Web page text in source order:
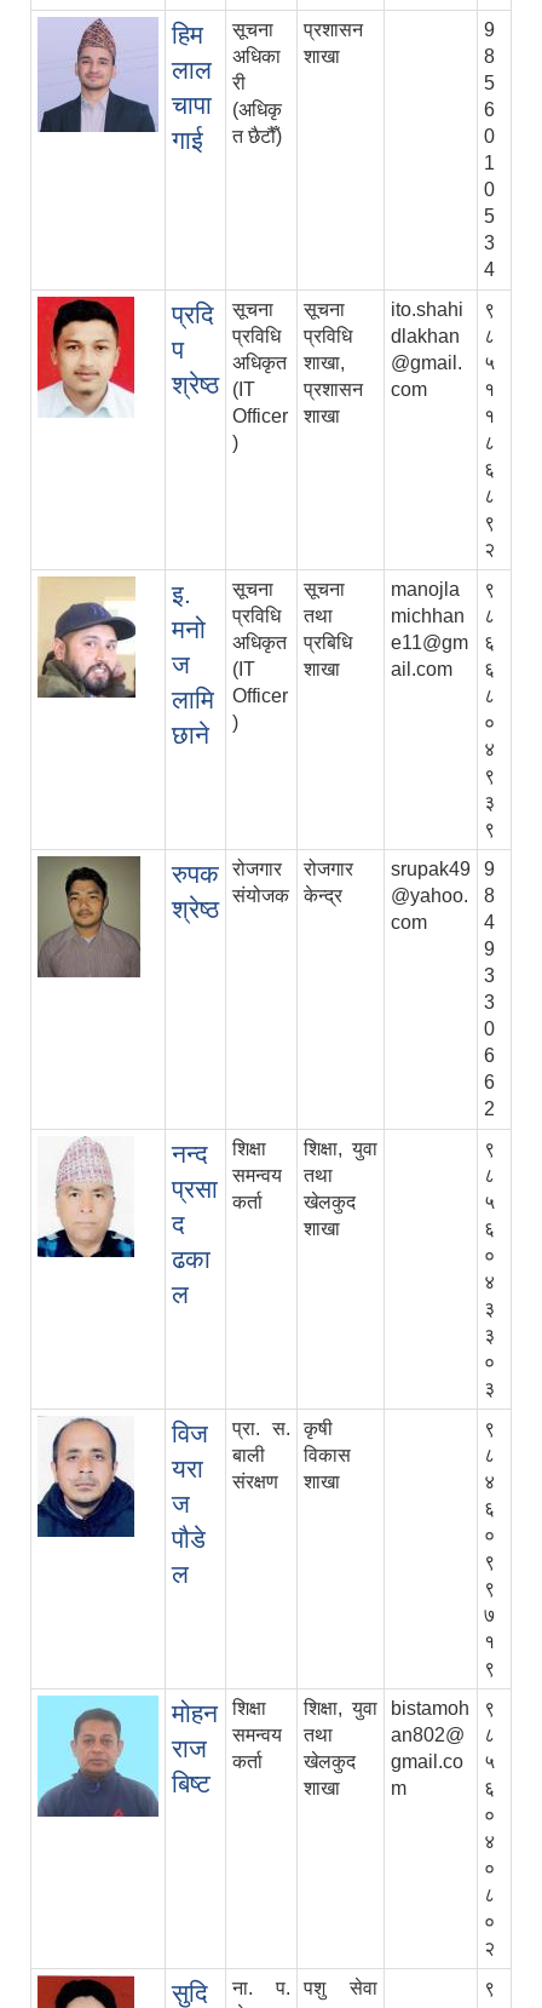
हिम
लाल
चापा
गाई
सूचना
अधिका
री
(अधिकृ
त छैटौँ)
प्रशासन
शाखा
9
8
5
6
0
1
0
5
3
4
प्रदि
प
श्रेष्ठ
सूचना
प्रविधि
अधिकृत
(IT
Officer
)
सूचना
प्रविधि
शाखा,
प्रशासन
शाखा
ito.shahi
dlakhan
@gmail.
com
९
८
५
१
१
८
६
८
९
२
इ.
मनो
ज
लामि
छाने
सूचना
प्रविधि
अधिकृत
(IT
Officer
)
सूचना
तथा
प्रबिधि
शाखा
manojla
michhan
e11@gm
ail.com
९
८
६
६
८
०
४
९
३
९
रुपक
श्रेष्ठ
रोजगार
संयोजक
रोजगार
केन्द्र
srupak49
@yahoo.
com
9
8
4
9
3
3
0
6
6
2
नन्द
प्रसा
द
ढका
ल
शिक्षा
समन्वय
कर्ता
शिक्षा, युवा
तथा
खेलकुद
शाखा
९
८
५
६
०
४
३
३
०
३
विज
यरा
ज
पौडे
ल
प्रा. स.
बाली
संरक्षण
कृषी
विकास
शाखा
९
८
४
६
०
९
९
७
१
९
मोहन
राज
बिष्ट
शिक्षा
समन्वय
कर्ता
शिक्षा, युवा
तथा
खेलकुद
शाखा
bistamoh
an802@
gmail.co
m
९
८
५
६
०
४
०
८
०
२
सुदि
ना. प.
पशु सेवा
९